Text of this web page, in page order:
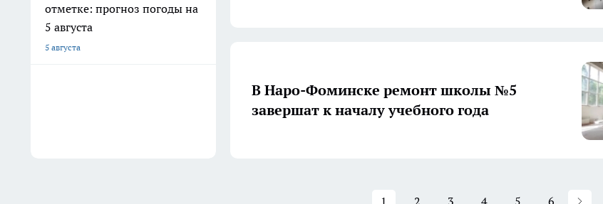
отметке: прогноз погоды на
5 августа
5 августа
В Наро-Фоминске ремонт школы №5
завершат к началу учебного года
1 2 3 4 5 6